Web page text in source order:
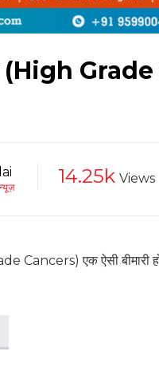
(High
14.25k Views
Cancers) एक ऐसी बीमारी